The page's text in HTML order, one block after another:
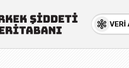
VERİ